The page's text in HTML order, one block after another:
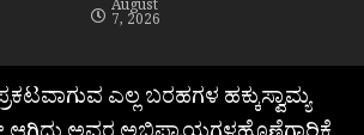
August
7, 2026
ಎಲ್ಲ ಬರಹಗಳ ಹಕ್ಕುಸ್ವಾಮ್ಯ